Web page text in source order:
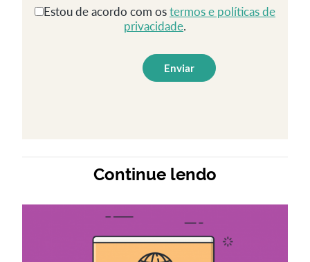
Estou de acordo com ostermos e políticas de
privacidade.
Continue lendo